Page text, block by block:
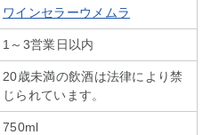
ワインセラーウメムラ
1～3営業日以内
20歳未満の飲酒は法律により禁
じられています。
750ml